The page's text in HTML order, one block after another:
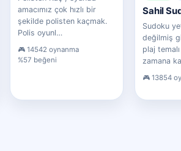
amacımız çok hızlı bir
şekilde polisten kaçmak.
Polis oyunl…
14542 oynanma
%57 beğeni
Sahil
Sudoku
değilmiş
plaj
zamana
13854